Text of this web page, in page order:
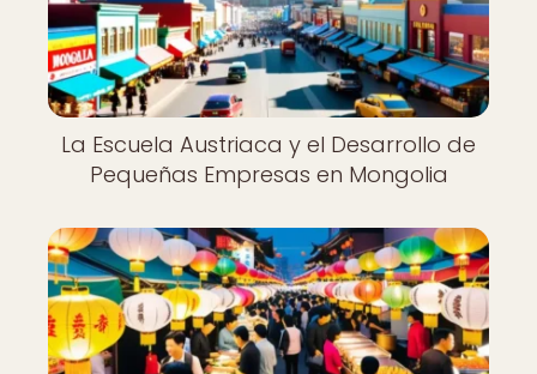
La Escuela Austriaca y el Desarrollo de
Pequeñas Empresas en Mongolia